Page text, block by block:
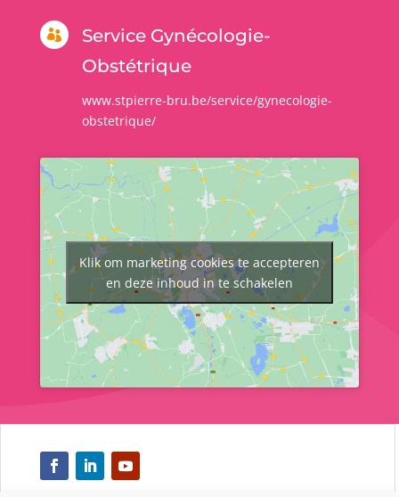

Service Gynécologie-
Obstétrique
www.stpierre-bru.be/service/gynecologie-
obstetrique/
Klik om marketing cookies te accepteren
en deze inhoud in te schakelen